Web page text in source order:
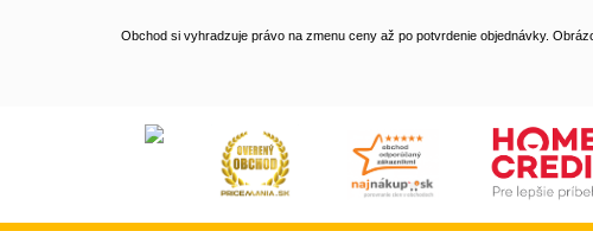
Obchod si vyhradzuje právo na zmenu ceny až po potvrdenie objednávky.